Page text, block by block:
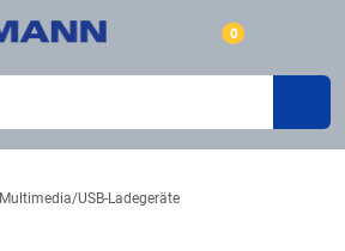
0
Multimedia/USB-Ladegeräte